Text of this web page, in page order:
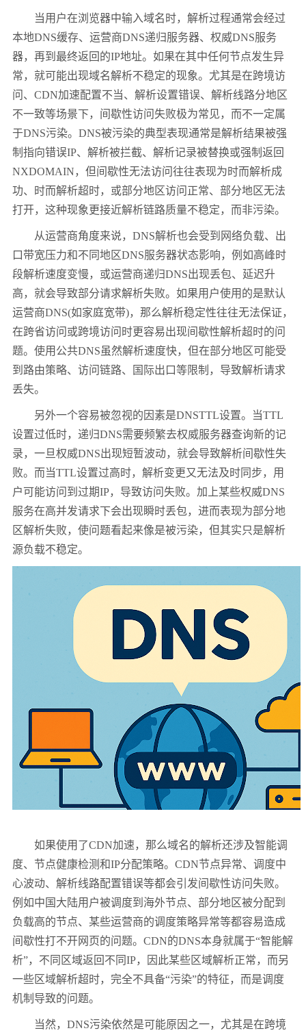
当用户在浏览器中输入域名时，解析过程通常会经过
本地DNS缓存、运营商DNS递归服务器、权威DNS服务
器，再到最终返回的IP地址。如果在其中任何节点发生异
常，就可能出现域名解析不稳定的现象。尤其是在跨境访
问、CDN加速配置不当、解析设置错误、解析线路分地区
不一致等场景下，间歇性访问失败极为常见，而不一定属
于DNS污染。DNS被污染的典型表现通常是解析结果被强
制指向错误IP、解析被拦截、解析记录被替换或强制返回
NXDOMAIN，但间歇性无法访问往往表现为时而解析成
功、时而解析超时，或部分地区访问正常、部分地区无法
打开，这种现象更接近解析链路质量不稳定，而非污染。
从运营商角度来说，DNS解析也会受到网络负载、出
口带宽压力和不同地区DNS服务器状态影响，例如高峰时
段解析速度变慢，或运营商递归DNS出现丢包、延迟升
高，就会导致部分请求解析失败。如果用户使用的是默认
运营商DNS(如家庭宽带)，那么解析稳定性往往无法保证，
在跨省访问或跨境访问时更容易出现间歇性解析超时的问
题。使用公共DNS虽然解析速度快，但在部分地区可能受
到路由策略、访问链路、国际出口等限制，导致解析请求
丢失。
另外一个容易被忽视的因素是DNSTTL设置。当TTL
设置过低时，递归DNS需要频繁去权威服务器查询新的记
录，一旦权威DNS出现短暂波动，就会导致解析间歇性失
败。而当TTL设置过高时，解析变更又无法及时同步，用
户可能访问到过期IP，导致访问失败。加上某些权威DNS
服务在高并发请求下会出现瞬时丢包，进而表现为部分地
区解析失败，使问题看起来像是被污染，但其实只是解析
源负载不稳定。
如果使用了CDN加速，那么域名的解析还涉及智能调
度、节点健康检测和IP分配策略。CDN节点异常、调度中
心波动、解析线路配置错误等都会引发间歇性访问失败。
例如中国大陆用户被调度到海外节点、部分地区被分配到
负载高的节点、某些运营商的调度策略异常等都容易造成
间歇性打不开网页的问题。CDN的DNS本身就属于“智能解
析”，不同区域返回不同IP，因此某些区域解析正常，而另
一些区域解析超时，完全不具备“污染”的特征，而是调度
机制导致的问题。
当然，DNS污染依然是可能原因之一，尤其是在跨境